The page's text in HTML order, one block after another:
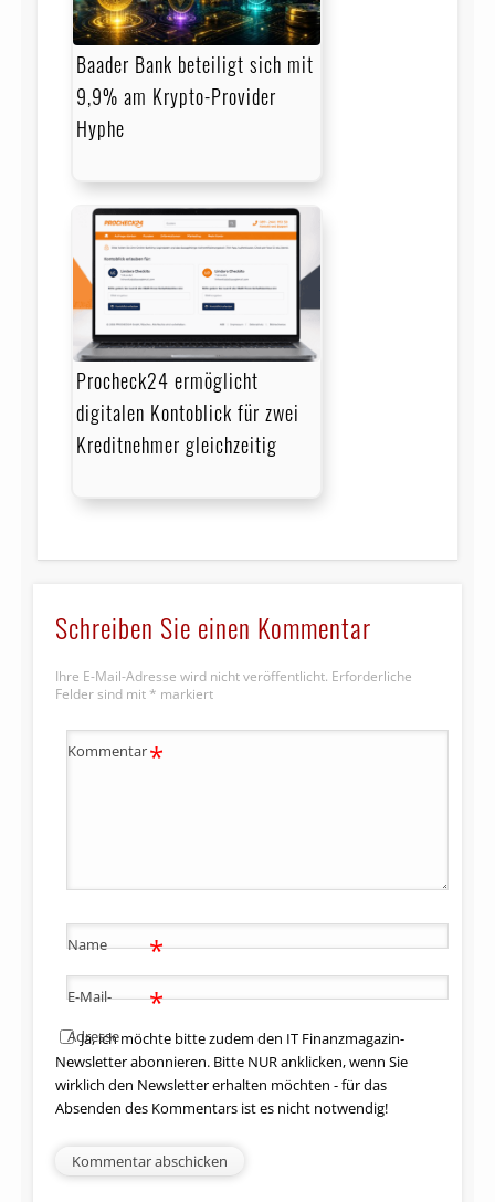
Baader Bank beteiligt sich mit
9,9% am Krypto-Provider
Hyphe
Procheck24 ermöglicht
digitalen Kontoblick für zwei
Kreditnehmer gleichzeitig
Schreiben Sie einen Kommentar
Ihre E-Mail-Adresse wird nicht veröffentlicht. Erforderliche
Felder sind mit * markiert
Kommentar*
Name *
E-Mail-
Adresse
*
Ja, ich möchte bitte zudem den IT Finanzmagazin-
Newsletter abonnieren. Bitte NUR anklicken, wenn Sie
wirklich den Newsletter erhalten möchten - für das
Absenden des Kommentars ist es nicht notwendig!